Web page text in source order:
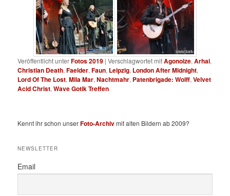
Veröffentlicht unterFotos 2019 |Verschlagwortet mitAgonoize,Arhai,
Christian Death,Faelder,Faun, Leipzig, London After Midnight,
Lord Of The Lost,Mila Mar,Nachtmahr, Patenbrigade: Wolff,Velvet
Acid Christ,Wave Gotik Treffen
Kennt ihr schon unserFoto-Archivmit alten Bildern ab 2009?
NEWSLETTER
Email